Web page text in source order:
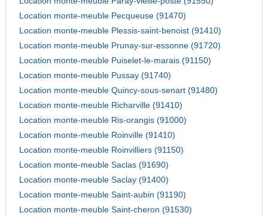
Location monte-meuble Pecqueuse (91470)
Location monte-meuble Plessis-saint-benoist (91410)
Location monte-meuble Prunay-sur-essonne (91720)
Location monte-meuble Puiselet-le-marais (91150)
Location monte-meuble Pussay (91740)
Location monte-meuble Quincy-sous-senart (91480)
Location monte-meuble Richarville (91410)
Location monte-meuble Ris-orangis (91000)
Location monte-meuble Roinville (91410)
Location monte-meuble Roinvilliers (91150)
Location monte-meuble Saclas (91690)
Location monte-meuble Saclay (91400)
Location monte-meuble Saint-aubin (91190)
Location monte-meuble Saint-cheron (91530)